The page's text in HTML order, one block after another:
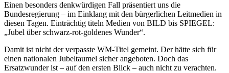
Einen besonders denkwürdigen Fall präsentiert uns die
Bundesregierung – im Einklang mit den bürgerlichen Leitmedien in
diesen Tagen. Einträchtig titeln Medien von BILD bis SPIEGEL:
„Jubel über schwarz-rot-goldenes Wunder“.
Damit ist nicht der verpasste WM-Titel gemeint. Der hätte sich für
einen nationalen Jubeltaumel sicher angeboten. Doch das
Ersatzwunder ist – auf den ersten Blick – auch nicht zu verachten.